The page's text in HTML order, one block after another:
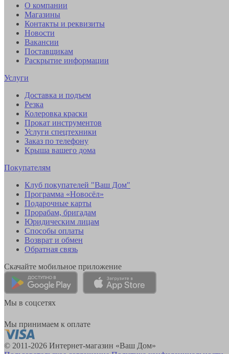
О компании
Магазины
Контакты и реквизиты
Новости
Вакансии
Поставщикам
Раскрытие информации
Услуги
Доставка и подъем
Резка
Колеровка краски
Прокат инструментов
Услуги спецтехники
Заказ по телефону
Крыша вашего дома
Покупателям
Клуб покупателей "Ваш Дом"
Программа «Новосёл»
Подарочные карты
Прорабам, бригадам
Юридическим лицам
Способы оплаты
Возврат и обмен
Обратная связь
Скачайте мобильное приложение
Мы в соцсетях
Мы принимаем к оплате
© 2011-2026 Интернет-магазин «Ваш Дом»